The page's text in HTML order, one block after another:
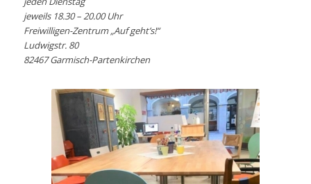
jeweils 18.30 – 20.00 Uhr
Freiwilligen-Zentrum „Auf geht’s!“
Ludwigstr. 80
82467 Garmisch-Partenkirchen